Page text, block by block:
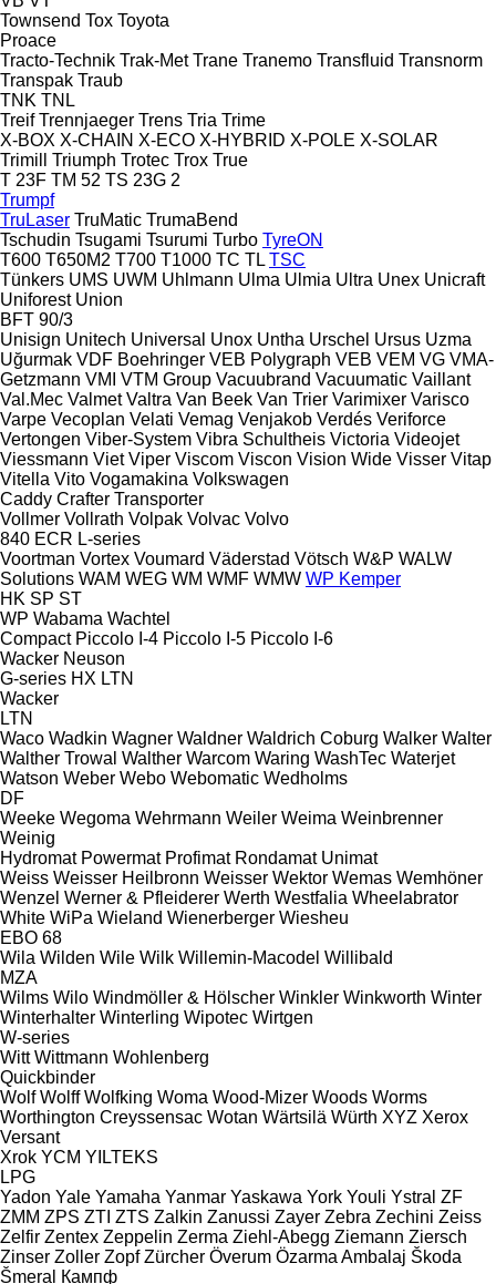
Townsend Tox Toyota
Proace
Tracto-Technik Trak-Met Trane Tranemo Transfluid Transnorm
Transpak Traub
TNK TNL
Treif Trennjaeger Trens Tria Trime
X-BOX X-CHAIN X-ECO X-HYBRID X-POLE X-SOLAR
Trimill
Triumph Trotec Trox True
T 23F TM 52 TS 23G 2
Trumpf
TruLaser TruMatic TrumaBend
Tschudin Tsugami Tsurumi Turbo TyreON
T600 T650M2 T700 T1000 TC TL TSC
Tünkers UMS UWM Uhlmann Ulma Ulmia Ultra Unex Unicraft
Uniforest Union
BFT 90/3
Unisign Unitech Universal Unox Untha Urschel Ursus Uzma
Uğurmak VDF Boehringer VEB Polygraph VEB VEM VG VMA-
Getzmann VMI VTM Group Vacuubrand Vacuumatic Vaillant
Val.Mec Valmet Valtra Van Beek Van Trier Varimixer Varisco
Varpe Vecoplan Velati Vemag Venjakob Verdés Veriforce
Vertongen Viber-System Vibra Schultheis Victoria Videojet
Viessmann Viet Viper Viscom Viscon Vision Wide Visser Vitap
Vitella Vito Vogamakina Volkswagen
Caddy Crafter Transporter
Vollmer Vollrath Volpak Volvac Volvo
840 ECR L-series
Voortman Vortex Voumard Väderstad Vötsch W&P WALW
Solutions WAM WEG WM WMF WMW WP Kemper
HK SP ST
WP Wabama Wachtel
Compact Piccolo I-4 Piccolo I-5 Piccolo I-6
Wacker Neuson
G-series HX LTN
Wacker
LTN
Waco Wadkin Wagner Waldner Waldrich Coburg Walker Walter
Walther Trowal Walther Warcom Waring WashTec Waterjet
Watson Weber Webo Webomatic Wedholms
DF
Weeke Wegoma Wehrmann Weiler Weima Weinbrenner
Weinig
Hydromat Powermat Profimat Rondamat Unimat
Weiss Weisser Heilbronn Weisser Wektor Wemas Wemhöner
Wenzel Werner & Pfleiderer Werth Westfalia Wheelabrator
White WiPa Wieland Wienerberger Wiesheu
EBO 68
Wila Wilden Wile Wilk Willemin-Macodel Willibald
MZA
Wilms Wilo Windmöller & Hölscher Winkler Winkworth Winter
Winterhalter Winterling Wipotec Wirtgen
W-series
Witt Wittmann Wohlenberg
Quickbinder
Wolf Wolff Wolfking Woma Wood-Mizer Woods Worms
Worthington Creyssensac Wotan Wärtsilä Würth XYZ Xerox
Versant
Xrok YCM YILTEKS
LPG
Yadon Yale Yamaha Yanmar Yaskawa York Youli Ystral ZF
ZMM ZPS ZTI ZTS Zalkin Zanussi Zayer Zebra Zechini Zeiss
Zelfir Zentex Zeppelin Zerma Ziehl-Abegg Ziemann Ziersch
Zinser Zoller Zopf Zürcher Överum Özarma Ambalaj Škoda
Šmeral
Кампф